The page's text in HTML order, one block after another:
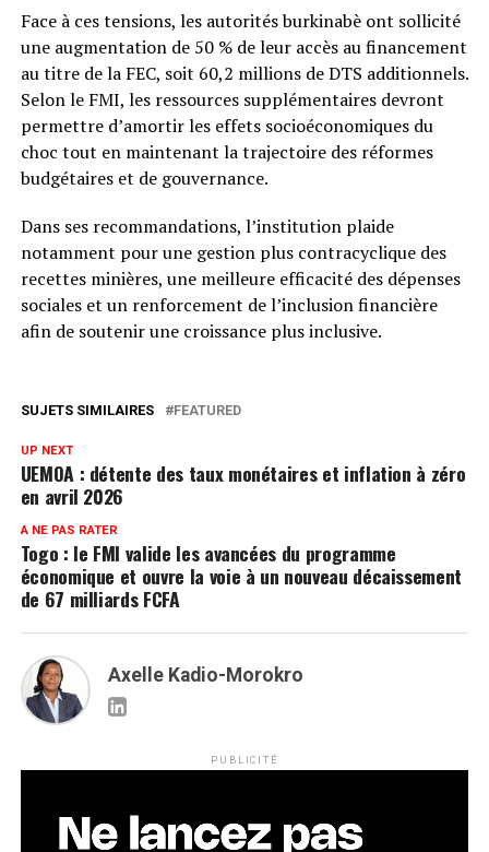
Face à ces tensions, les autorités burkinabè ont sollicité
une augmentation de 50 % de leur accès au financement
au titre de la FEC, soit 60,2 millions de DTS additionnels.
Selon le FMI, les ressources supplémentaires devront
permettre d’amortir les effets socioéconomiques du
choc tout en maintenant la trajectoire des réformes
budgétaires et de gouvernance.
Dans ses recommandations, l’institution plaide
notamment pour une gestion plus contracyclique des
recettes minières, une meilleure efficacité des dépenses
sociales et un renforcement de l’inclusion financière
afin de soutenir une croissance plus inclusive.
SUJETS SIMILAIRES FEATURED
UP NEXT
UEMOA : détente des taux monétaires et inflation à zéro
en avril 2026
A NE PAS RATER
Togo : le FMI valide les avancées du programme
économique et ouvre la voie à un nouveau décaissement
de 67 milliards FCFA
Axelle Kadio-Morokro
PUBLICITÉ